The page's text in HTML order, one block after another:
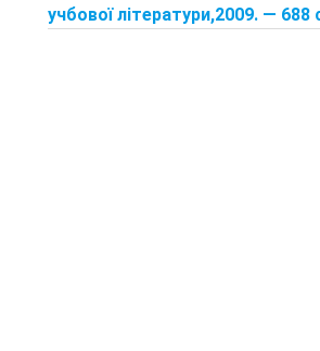
учбової літератури,2009. — 688